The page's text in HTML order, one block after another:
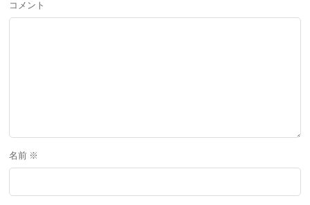
コメント
名前 ※